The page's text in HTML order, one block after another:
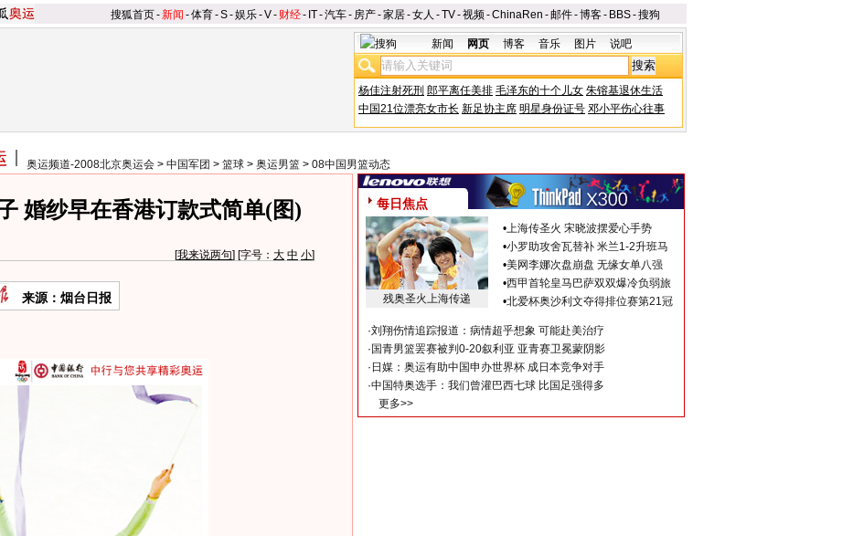
搜狐首页-新闻 -体育-S-娱乐-V- 财经- IT-汽车- 房产-家居-女人 -TV-视频-ChinaRen -邮件-博客- BBS-搜狗
新闻 网页 博客 音乐 图片 说吧
杨佳注射死刑 郎平离任美排 毛泽东的十个儿女 朱镕基退休生活
中国21位漂亮女市长 新足协主席 明星身份证号 邓小平伤心往事
奥运频道-2008北京奥运会 > 中国军团 > 篮球 > 奥运男篮 > 08中国男篮动态
婚纱早在香港订款式简单(图)
[我来说两句] [字号： 大 中 小]
来源：烟台日报
每日焦点
残奥圣火上海传递
•上海传圣火 宋晓波摆爱心手势
•小罗助攻舍瓦替补 米兰1-2升班马
•美网李娜次盘崩盘 无缘女单八强
•西甲首轮皇马巴萨双双爆冷负弱旅
•北爱杯奥沙利文夺得排位赛第21冠
·刘翔伤情追踪报道：病情超乎想象 可能赴美治疗
· 国青男篮罢赛被判0-20叙利亚 亚青赛卫冕蒙阴影
· 日媒：奥运有助中国申办世界杯 成日本竞争对手
·中国特奥选手：我们曾灌巴西七球 比国足强得多
更多>>